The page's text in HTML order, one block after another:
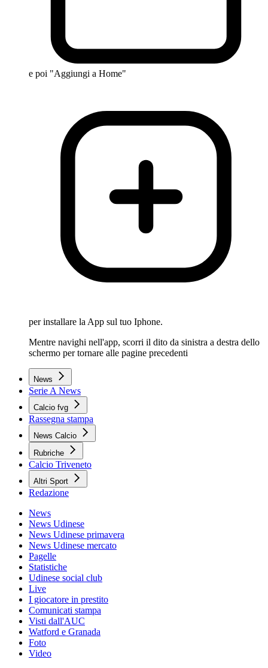
e poi "Aggiungi a Home"
per installare la App sul tuo Iphone.
Mentre navighi nell'app, scorri il dito da sinistra a destra dello
schermo per tornare alle pagine precedenti
News
Serie A News
Calcio fvg
Rassegna stampa
News Calcio
Rubriche
Calcio Triveneto
Altri Sport
Redazione
News
News Udinese
News Udinese primavera
News Udinese mercato
Pagelle
Statistiche
Udinese social club
Live
I giocatore in prestito
Comunicati stampa
Visti dall'AUC
Watford e Granada
Foto
Video